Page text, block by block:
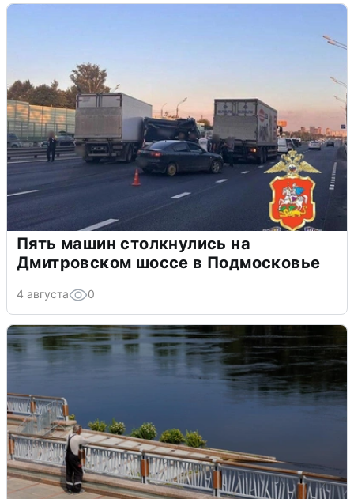
Пять машин столкнулись на
Дмитровском шоссе в Подмосковье
4 августа 0